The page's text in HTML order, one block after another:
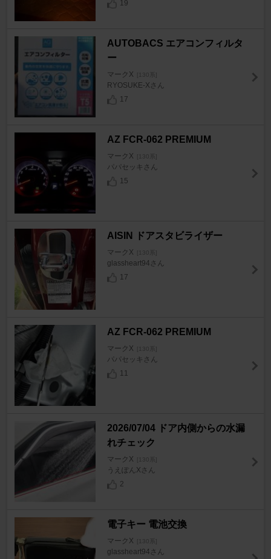
19
AUTOBACS エアコンフィルタ
ー
マークX [130系]
RYOSUKE-Xさん
17
AZ FCR-062 PREMIUM
マークX [130系]
パパセッキさん
15
AISIN ドアスタビライザー
マークX [130系]
glassheart94さん
17
AZ FCR-062 PREMIUM
マークX [130系]
パパセッキさん
11
2026/07/04 ドア内側からの水漏
れチェック
マークX [130系]
うえぽんXさん
2
電子キー 電池交換
マークX [130系]
glassheart94さん